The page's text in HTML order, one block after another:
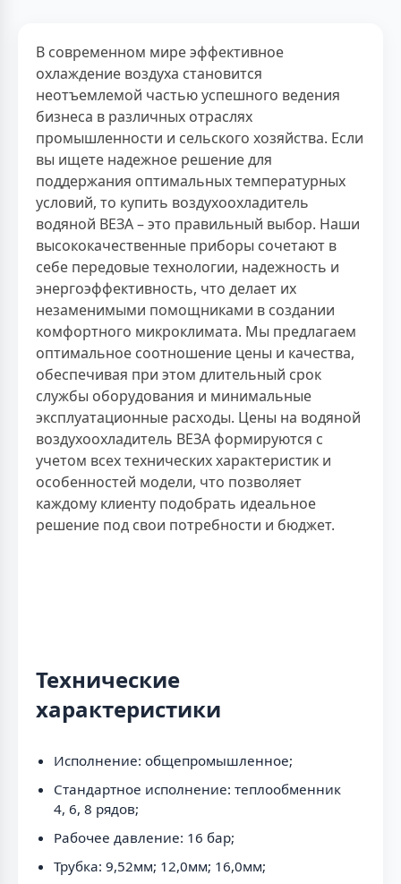
В современном мире эффективное
охлаждение воздуха становится
неотъемлемой частью успешного ведения
бизнеса в различных отраслях
промышленности и сельского хозяйства. Если
вы ищете надежное решение для
поддержания оптимальных температурных
условий, то купить воздухоохладитель
водяной ВЕЗА – это правильный выбор. Наши
высококачественные приборы сочетают в
себе передовые технологии, надежность и
энергоэффективность, что делает их
незаменимыми помощниками в создании
комфортного микроклимата. Мы предлагаем
оптимальное соотношение цены и качества,
обеспечивая при этом длительный срок
службы оборудования и минимальные
эксплуатационные расходы. Цены на водяной
воздухоохладитель ВЕЗА формируются с
учетом всех технических характеристик и
особенностей модели, что позволяет
каждому клиенту подобрать идеальное
решение под свои потребности и бюджет.
Технические
характеристики
Исполнение: общепромышленное;
Стандартное исполнение: теплообменник
4, 6, 8 рядов;
Рабочее давление: 16 бар;
Трубка: 9,52мм; 12,0мм; 16,0мм;